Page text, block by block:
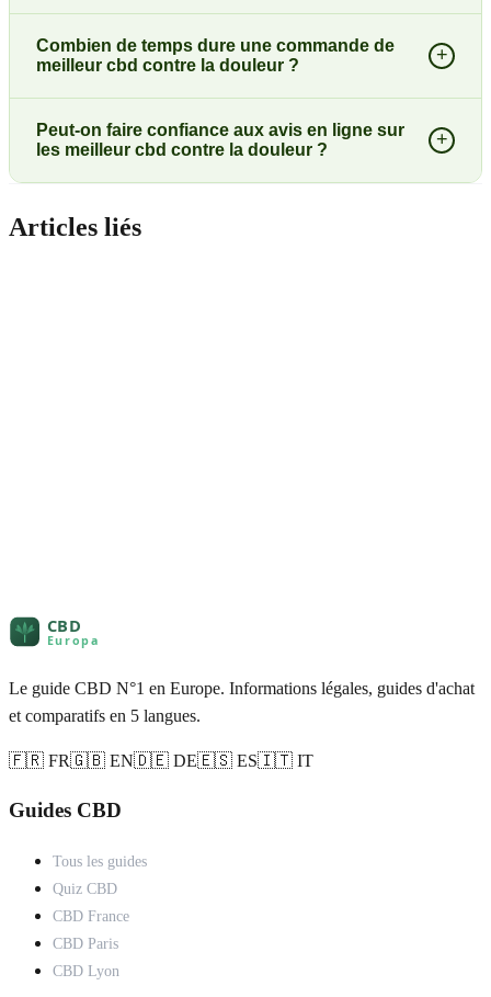
Combien de temps dure une commande de
meilleur cbd contre la douleur ?
+
Peut-on faire confiance aux avis en ligne sur
les meilleur cbd contre la douleur ?
+
Articles liés
Le guide CBD N°1 en Europe. Informations légales, guides d'achat
et comparatifs en 5 langues.
🇫🇷 FR🇬🇧 EN🇩🇪 DE🇪🇸 ES🇮🇹 IT
Guides CBD
Tous les guides
Quiz CBD
CBD France
CBD Paris
CBD Lyon